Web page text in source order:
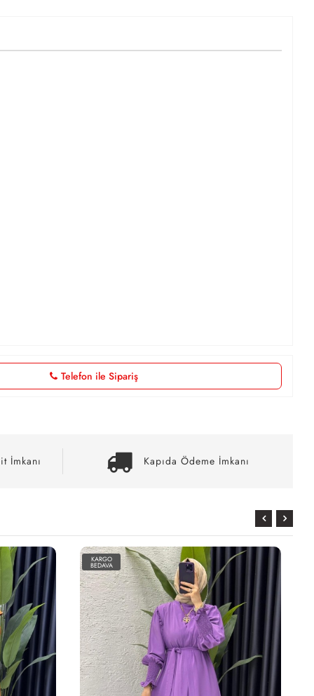
Telefon ile Sipariş
İmkanı Kapıda Ödeme İmkanı
KARGO
BEDAVA